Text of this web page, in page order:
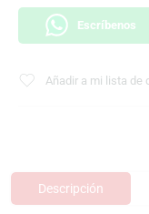
Escríbenos
Añadir a mi lista de
Descripción